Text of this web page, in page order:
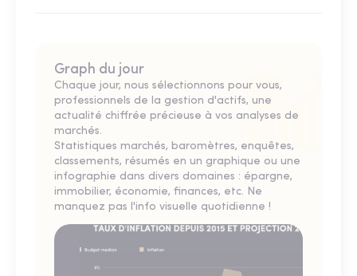
Graph du jour
Chaque jour, nous sélectionnons pour vous,
professionnels de la gestion d'actifs, une
actualité chiffrée précieuse à vos analyses de
marchés.
Statistiques marchés, baromètres, enquêtes,
classements, résumés en un graphique ou une
infographie dans divers domaines : épargne,
immobilier, économie, finances, etc. Ne
manquez pas l'info visuelle quotidienne !